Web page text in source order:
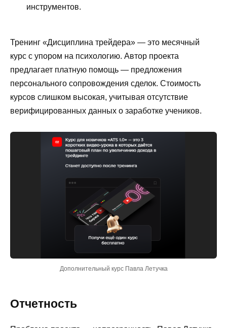
инструментов.
Тренинг «Дисциплина трейдера» — это месячный
курс с упором на психологию. Автор проекта
предлагает платную помощь — предложения
персонального сопровождения сделок. Стоимость
курсов слишком высокая, учитывая отсутствие
верифицированных данных о заработке учеников.
Дополнительный курс Павла Летучка
Отчетность